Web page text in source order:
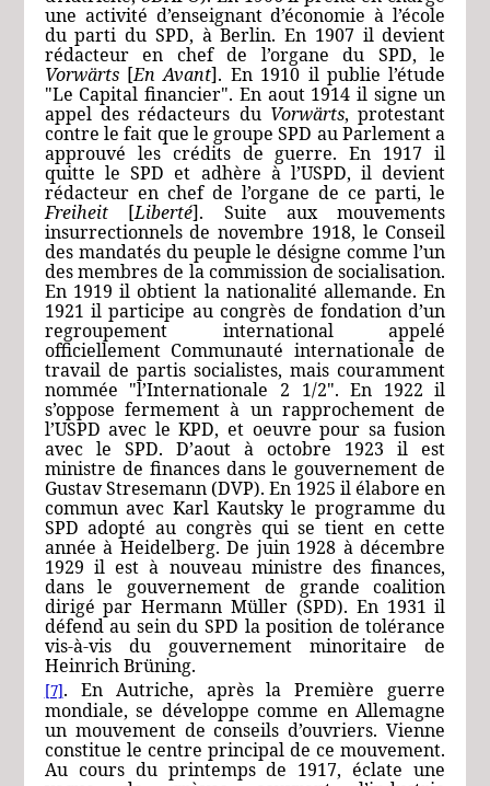
une activité d’enseignant d’économie à l’école
du parti du SPD, à Berlin. En 1907 il devient
rédacteur en chef de l’organe du SPD, le
Vorwärts[En Avant]. En 1910 il publie l’étude
"Le Capital financier". En aout 1914 il signe un
appel des rédacteurs du Vorwärts, protestant
contre le fait que le groupe SPD au Parlement a
approuvé les crédits de guerre. En 1917 il
quitte le SPD et adhère à l’USPD, il devient
rédacteur en chef de l’organe de ce parti, le
Freiheit
[Liberté]. Suite aux mouvements
insurrectionnels de novembre 1918, le Conseil
des mandatés du peuple le désigne comme l’un
des membres de la commission de socialisation.
En 1919 il obtient la nationalité allemande. En
1921 il participe au congrès de fondation d’un
regroupement international appelé
officiellement Communauté internationale de
travail de partis socialistes, mais couramment
nommée "l’Internationale 2 1/2". En 1922 il
s’oppose fermement à un rapprochement de
l’USPD avec le KPD, et oeuvre pour sa fusion
avec le SPD. D’aout à octobre 1923 il est
ministre de finances dans le gouvernement de
Gustav Stresemann(DVP). En 1925 il élabore en
commun avec Karl Kautsky le programme du
SPD adopté au congrès qui se tient en cette
année à Heidelberg. De juin 1928 à décembre
1929 il est à nouveau ministre des finances,
dans le gouvernement de grande coalition
dirigé parHermann Müller (SPD). En 1931 il
défend au sein du SPD la position de tolérance
vis-à-vis du gouvernement minoritaire de
Heinrich Brüning.
[7]. En Autriche, après la Première guerre
mondiale, se développe comme en Allemagne
un mouvement de conseils d’ouvriers. Vienne
constitue le centre principal de ce mouvement.
Au cours du printemps de 1917, éclate une